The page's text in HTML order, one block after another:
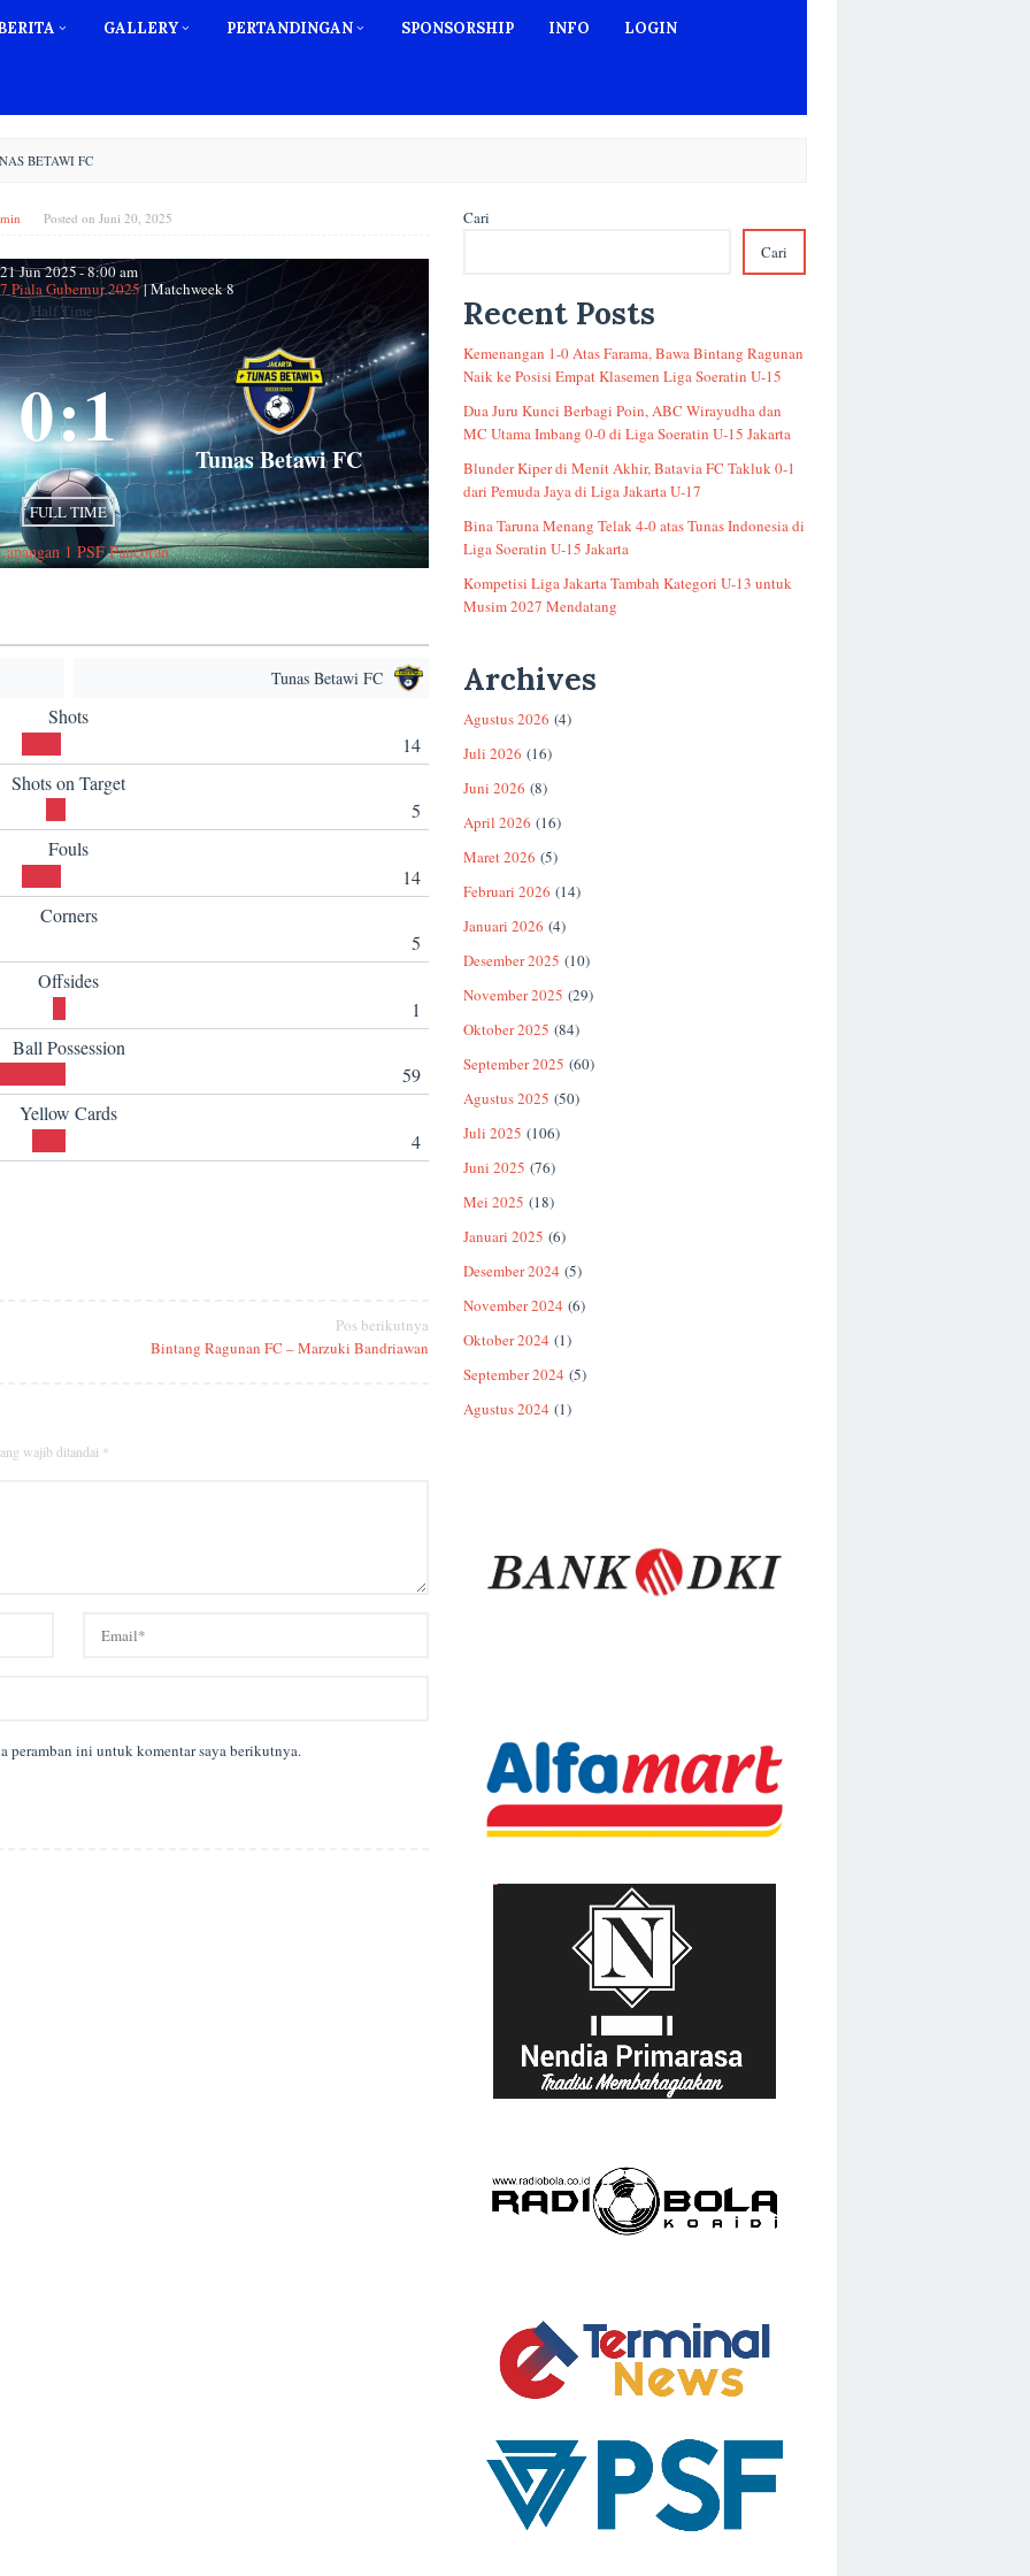
GALLERY PERTANDINGAN SPONSORSHIP INFO LOGIN
BETAWI FC
Posted on Juni 20, 2025
21 Jun 2025-8:00 am
Piala Gubernur 2025| Matchweek 8
Half Time: -
0:1 Tunas Betawi FC
FULL TIME
1 PSF Pancoran
Tunas Betawi FC
Shots
14
Shots on Target
5
Fouls
14
Corners
5
Offsides
1
Ball Possession
59
Yellow Cards
4
Pos berikutnya
Bintang Ragunan FC – Marzuki Bandriawan
wajib ditandai *
peramban ini untuk komentar saya berikutnya.
Cari
Cari
Recent Posts
Kemenangan 1-0 Atas Farama, Bawa Bintang Ragunan
Naik ke Posisi Empat Klasemen Liga Soeratin U-15
Dua Juru Kunci Berbagi Poin, ABC Wirayudha dan
MC Utama Imbang 0-0 di Liga Soeratin U-15 Jakarta
Blunder Kiper di Menit Akhir, Batavia FC Takluk 0-1
dari Pemuda Jaya di Liga Jakarta U-17
Bina Taruna Menang Telak 4-0 atas Tunas Indonesia di
Liga Soeratin U-15 Jakarta
Kompetisi Liga Jakarta Tambah Kategori U-13 untuk
Musim 2027 Mendatang
Archives
Agustus 2026 (4)
Juli 2026 (16)
Juni 2026 (8)
April 2026 (16)
Maret 2026 (5)
Februari 2026 (14)
Januari 2026 (4)
Desember 2025 (10)
November 2025 (29)
Oktober 2025 (84)
September 2025 (60)
Agustus 2025 (50)
Juli 2025 (106)
Juni 2025 (76)
Mei 2025 (18)
Januari 2025 (6)
Desember 2024 (5)
November 2024 (6)
Oktober 2024 (1)
September 2024 (5)
Agustus 2024 (1)